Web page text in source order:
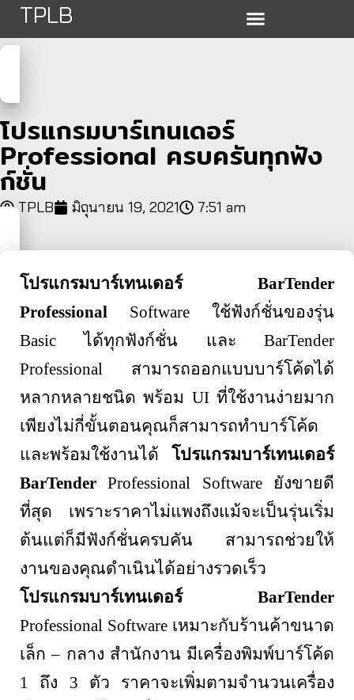
TPLB
โปรแกรมบาร์เทนเดอร์
Professional ครบครันทุกฟัง
ก์ชั่น
TPLB มิถุนายน 19, 2021 7:51 am
โปรแกรมบาร์เทนเดอร์ BarTender
Professional Software ใช้ฟังก์ชั่นของรุ่น
Basicได้ทุกฟังก์ชั่น และBarTender
Professional สามารถออกแบบบาร์โค้ดได้
หลากหลายชนิด พร้อม UIที่ใช้งานง่ายมาก
เพียงไม่กี่ขั้นตอนคุณก็สามารถทำบาร์โค้ด
และพร้อมใช้งานได้ โปรแกรมบาร์เทนเดอร์
BarTender Professional Software ยังขายดี
ที่สุด เพราะราคาไม่แพงถึงแม้จะเป็นรุ่นเริ่ม
ต้นแต่ก็มีฟังก์ชั่นครบคัน สามารถช่วยให้
งานของคุณดำเนินได้อย่างรวดเร็ว
โปรแกรมบาร์เทนเดอร์ BarTender
Professional Software เหมาะกับร้านค้าขนาด
เล็ก – กลาง สำนักงาน มีเครื่องพิมพ์บาร์โค้ด
1 ถึง 3 ตัว ราคาจะเพิ่มตามจำนวนเครื่อง